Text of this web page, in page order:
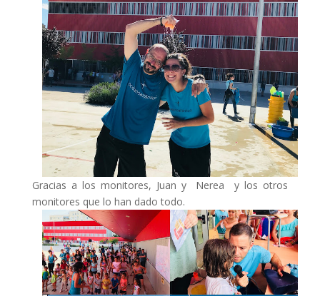
Gracias a los monitores, Juan y Nerea y los otros
monitores que lo han dado todo.